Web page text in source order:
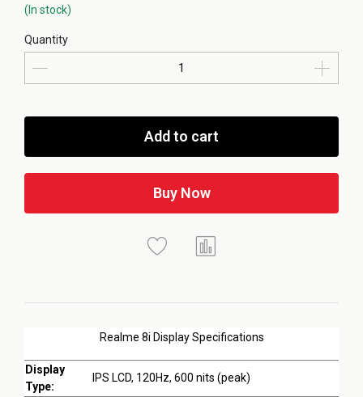
Realme 8i Display Specifications
Display
Type:
IPS LCD, 120Hz, 600 nits (peak)
(In stock)
Quantity
Add to cart
Buy Now